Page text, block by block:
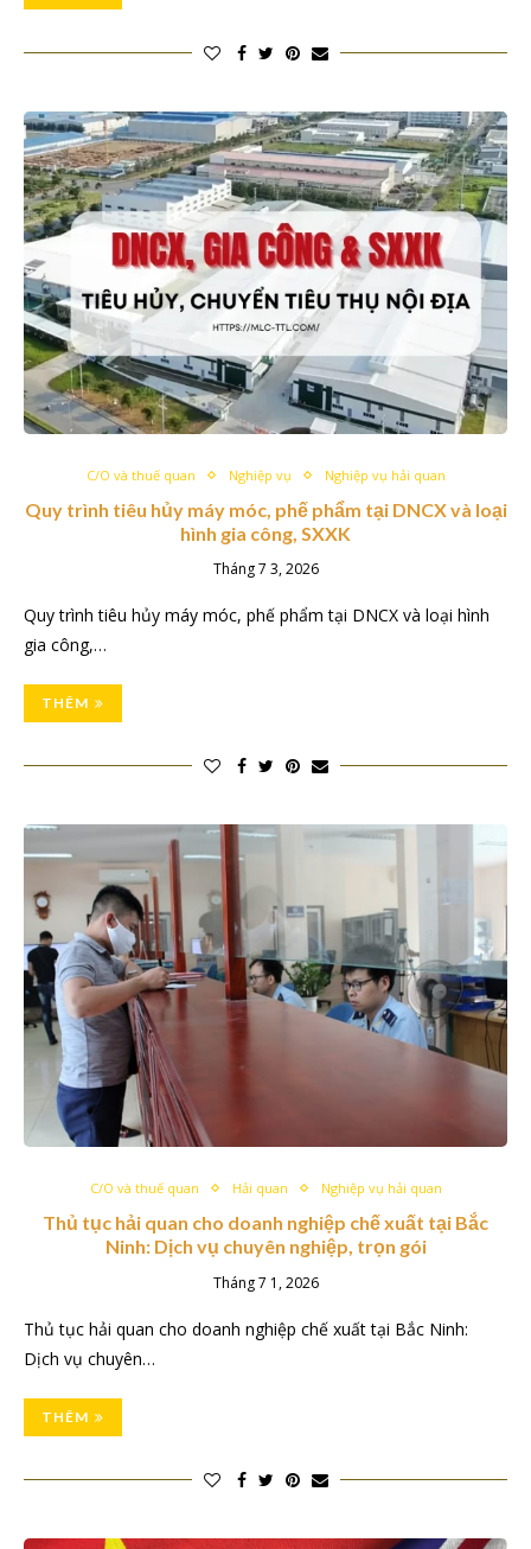
C/O và thuế quan Nghiệp vụ Nghiệp vụ hải quan
Quy trình tiêu hủy máy móc, phế phẩm tại DNCX và loại
hình gia công, SXXK
Tháng 7 3, 2026
Quy trình tiêu hủy máy móc, phế phẩm tại DNCX và loại hình
gia công,…
THÊM
C/O và thuế quan Hải quan Nghiệp vụ hải quan
Thủ tục hải quan cho doanh nghiệp chế xuất tại Bắc
Ninh: Dịch vụ chuyên nghiệp, trọn gói
Tháng 7 1, 2026
Thủ tục hải quan cho doanh nghiệp chế xuất tại Bắc Ninh:
Dịch vụ chuyên…
THÊM